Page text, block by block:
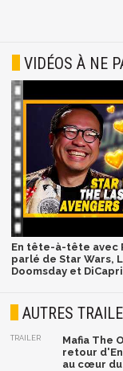
VIDÉOS À NE
En tête-à-tête avec
parlé de Star Wars,
Doomsday et
AUTRES
TRAILER
Mafia The
retour
au cœur